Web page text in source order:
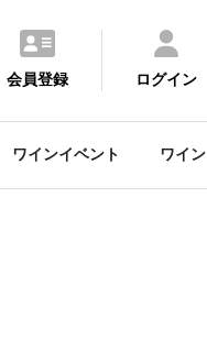
会員登録 ログイン
ワインイベント ワイン